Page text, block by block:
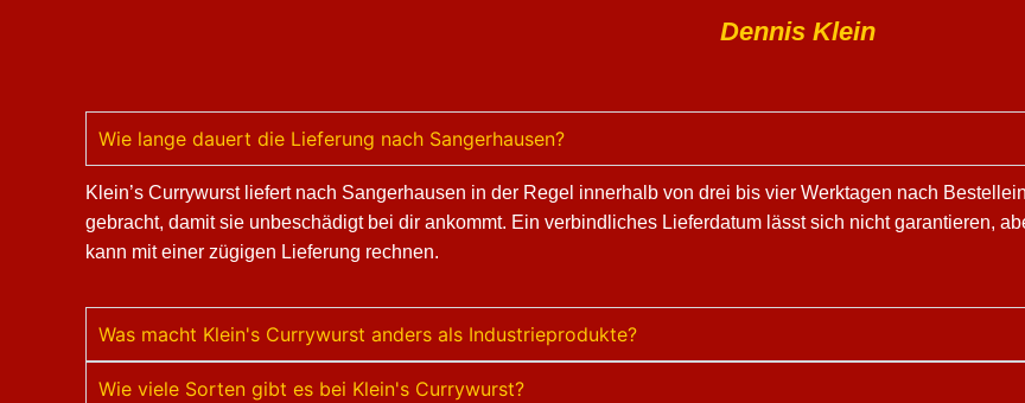
Dennis Klein
Wie lange dauert die Lieferung nach Sangerhausen?
Klein’s Currywurst liefert nach Sangerhausen in der Regel innerhalb von drei bis vier Werktagen nach
gebracht, damit sie unbeschädigt bei dir ankommt. Ein verbindliches Lieferdatum lässt sich nicht garantieren,
kann mit einer zügigen Lieferung rechnen.
Was macht Klein's Currywurst anders als Industrieprodukte?
Wie viele Sorten gibt es bei Klein's Currywurst?